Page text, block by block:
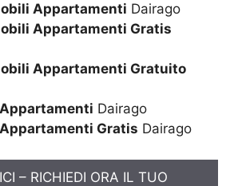
Appartamenti Dairago
Appartamenti Gratis
Appartamenti Gratuito
Dairago
Gratis Dairago
– RICHIEDI ORA IL TUO